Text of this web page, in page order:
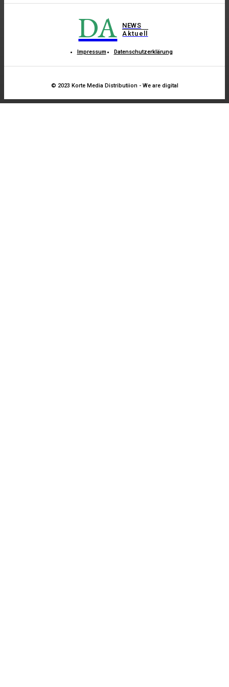
DA
NEWS
Aktuell
Impressum Datenschutzerklärung
© 2023 Korte Media Distributiion - We are digital